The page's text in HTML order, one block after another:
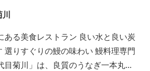
レストラン 良い水と良い炭
すぐりの鰻の味わい 鰻料理専門
目菊川」は、良質のうなぎ一本丸ご